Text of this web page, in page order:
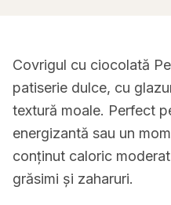
Covrigul cu ciocolată
patiserie dulce, cu
textură moale. Perfect
energizantă sau un
conținut caloric
grăsimi și zaharuri.